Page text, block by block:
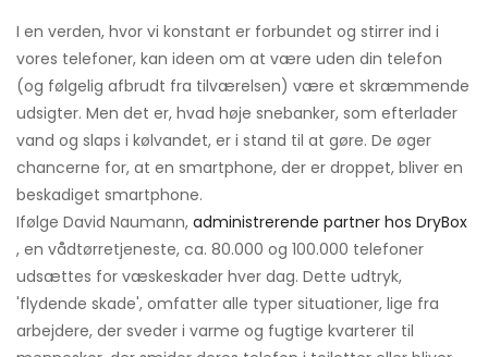
I en verden, hvor vi konstant er forbundet og stirrer ind i
vores telefoner, kan ideen om at være uden din telefon
(og følgelig afbrudt fra tilværelsen) være et skræmmende
udsigter. Men det er, hvad høje snebanker, som efterlader
vand og slaps i kølvandet, er i stand til at gøre. De øger
chancerne for, at en smartphone, der er droppet, bliver en
beskadiget smartphone.
Ifølge David Naumann, administrerende partner hos DryBox
, en vådtørretjeneste, ca. 80.000 og 100.000 telefoner
udsættes for væskeskader hver dag. Dette udtryk,
'flydende skade', omfatter alle typer situationer, lige fra
arbejdere, der sveder i varme og fugtige kvarterer til